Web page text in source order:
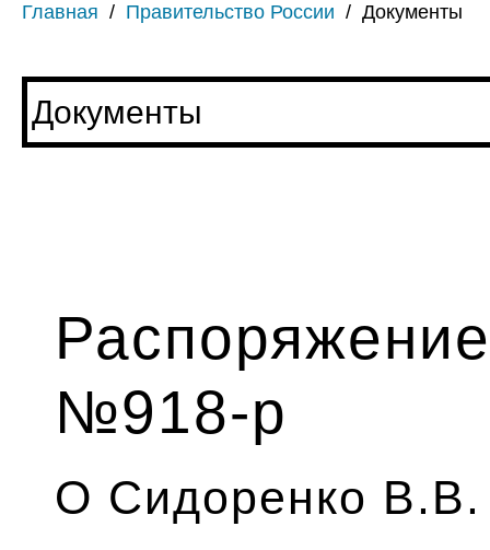
Главная / Правительство России / Документы
№918-р
О Сидоренко В.В.